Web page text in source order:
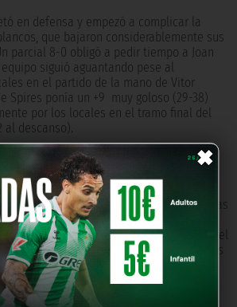
×
en defensa y empezó a complicar la
que bajaron considerablemente sus
parcial 8-0 obligó a pedir tiempo a Joan
siguió aguantando pese al
en el partido de la mano de Vitor
Spires ponía un +9 muy goloso (29-38)
por los locales en el tramo final del
al descanso).
el equipo de Plaza el tercer parcial. Un
2+1 de Randle estiraban la renta hasta el
de nuevo los locales fueron capaces de
con un parcial 11-2 a 2:51 aprovechando las
nuestros en este tramo de encuentro.
nuevo el choque. Y de nuevo reacción del
dos triples de Borg (53-60) contrarrestados
de Benite y Rabaseda, este
(59-63 al término del tercer cuarto).